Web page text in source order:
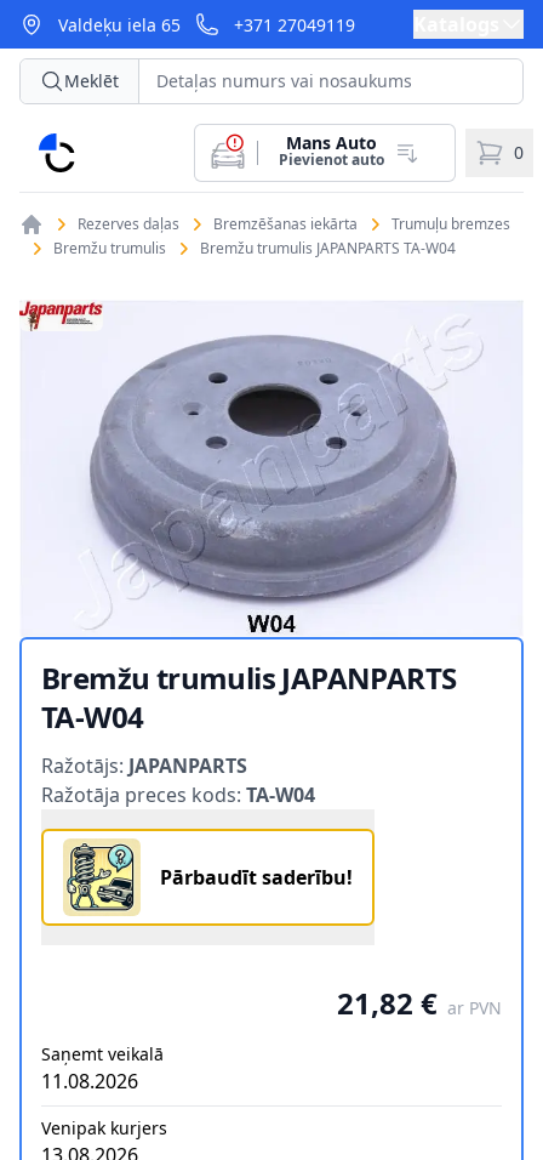
Valdeķu iela 65 +371 27049119
CarParts
Meklēt
Mans Auto
Pievienot auto 0
Rezerves daļas Bremzēšanas iekārta
Trumuļu bremzes
Bremžu trumulis
Bremžu trumulis JAPANPARTS TA-W04
Bremžu trumulis JAPANPARTS
TA-W04
Ražotājs: JAPANPARTS
Ražotāja preces kods: TA-W04
Pārbaudīt saderību!
21,82 € ar PVN
Saņemt veikalā
11.08.2026
Venipak kurjers
13.08.2026